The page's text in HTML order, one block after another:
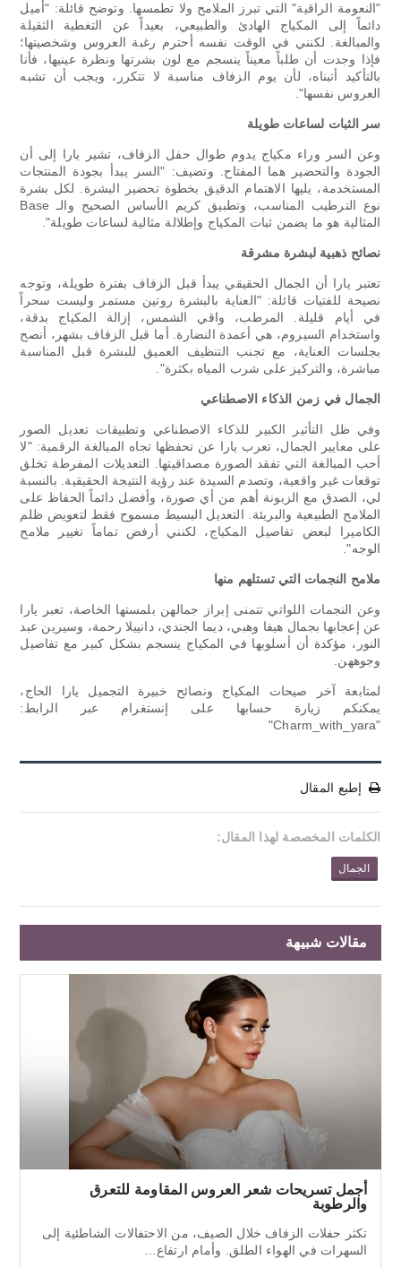
"النعومة الراقية" التي تبرز الملامح ولا تطمسها. وتوضح قائلة: "أميل
دائماً إلى المكياج الهادئ والطبيعي، بعيداً عن التغطية الثقيلة
والمبالغة. لكنني في الوقت نفسه أحترم رغبة العروس وشخصيتها؛
فإذا وجدت أن طلباً معيناً ينسجم مع لون بشرتها ونظرة عينيها، فأنا
بالتأكيد أتبناه، لأن يوم الزفاف مناسبة لا تتكرر، ويجب أن تشبه
العروس نفسها".
سر الثبات لساعات طويلة
وعن السر وراء مكياج يدوم طوال حفل الزفاف، تشير يارا إلى أن
الجودة والتحضير هما المفتاح. وتضيف: "السر يبدأ بجودة المنتجات
المستخدمة، يليها الاهتمام الدقيق بخطوة تحضير البشرة. لكل بشرة
نوع الترطيب المناسب، وتطبيق كريم الأساس الصحيح والـ Base
المثالية هو ما يضمن ثبات المكياج وإطلالة مثالية لساعات طويلة".
نصائح ذهبية لبشرة مشرقة
تعتبر يارا أن الجمال الحقيقي يبدأ قبل الزفاف بفترة طويلة، وتوجه
نصيحة للفتيات قائلة: "العناية بالبشرة روتين مستمر وليست سحراً
في أيام قليلة. المرطب، واقي الشمس، إزالة المكياج بدقة،
واستخدام السيروم، هي أعمدة النضارة. أما قبل الزفاف بشهر، أنصح
بجلسات العناية، مع تجنب التنظيف العميق للبشرة قبل المناسبة
مباشرة، والتركيز على شرب المياه بكثرة".
الجمال في زمن الذكاء الاصطناعي
وفي ظل التأثير الكبير للذكاء الاصطناعي وتطبيقات تعديل الصور
على معايير الجمال، تعرب يارا عن تحفظها تجاه المبالغة الرقمية: "لا
أحب المبالغة التي تفقد الصورة مصداقيتها. التعديلات المفرطة تخلق
توقعات غير واقعية، وتصدم السيدة عند رؤية النتيجة الحقيقية. بالنسبة
لي، الصدق مع الزبونة أهم من أي صورة، وأفضل دائماً الحفاظ على
الملامح الطبيعية والبريئة. التعديل البسيط مسموح فقط لتعويض ظلم
الكاميرا لبعض تفاصيل المكياج، لكنني أرفض تماماً تغيير ملامح
الوجه".
ملامح النجمات التي تستلهم منها
وعن النجمات اللواتي تتمنى إبراز جمالهن بلمستها الخاصة، تعبر يارا
عن إعجابها بجمال هيفا وهبي، ديما الجندي، دانييلا رحمة، وسيرين عبد
النور، مؤكدة أن أسلوبها في المكياج ينسجم بشكل كبير مع تفاصيل
وجوههن.
لمتابعة آخر صيحات المكياج ونصائح خبيرة التجميل يارا الحاج،
يمكنكم زيارة حسابها على إنستغرام عبر الرابط:
"Charm_with_yara"
إطبع المقال
الكلمات المخصصة لهذا المقال:
الجمال
مقالات شبيهة
أجمل تسريحات شعر العروس المقاومة للتعرق
والرطوبة
تكثر حفلات الزفاف خلال الصيف، من الاحتفالات الشاطئية إلى
السهرات في الهواء الطلق. وأمام ارتفاع…